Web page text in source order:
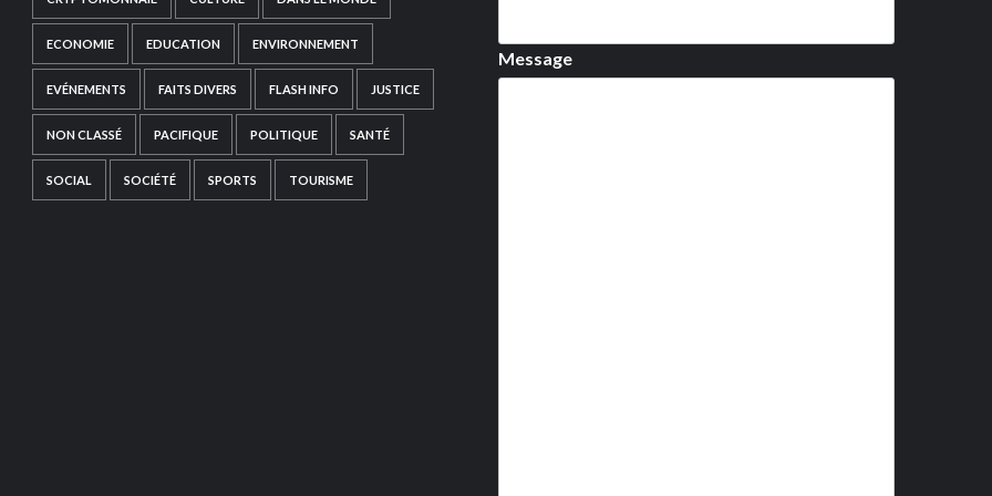
ECONOMIE EDUCATION ENVIRONNEMENT
EVÉNEMENTS FAITS DIVERS FLASH INFO JUSTICE
NON CLASSÉ PACIFIQUE POLITIQUE SANTÉ
SOCIAL SOCIÉTÉ SPORTS TOURISME
Message